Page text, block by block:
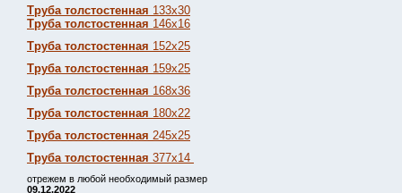
Труба толстостенная 133х30
Труба толстостенная 146х16
Труба толстостенная 152х25
Труба толстостенная 159х25
Труба толстостенная 168х36
Труба толстостенная 180х22
Труба толстостенная 245х25
Труба толстостенная 377х14
отрежем в любой необходимый размер
09.12.2022